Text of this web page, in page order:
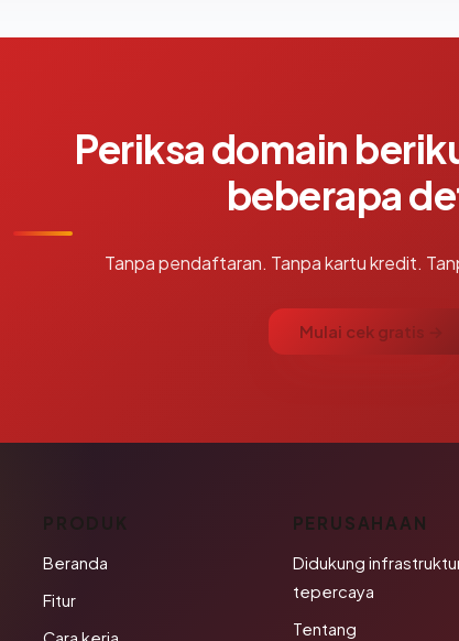
Periksa domain
beberapa
Tanpa pendaftaran. Tanpa kartu kredit.
Mulai cek gratis →
PRODUK
Beranda
Fitur
PERUSAHAAN
Didukung
tepercaya
Tentang